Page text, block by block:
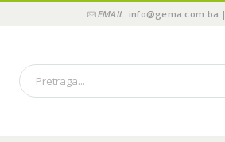
EMAIL: info@gema.com.ba |